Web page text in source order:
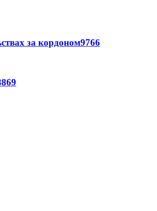
за кордоном9766